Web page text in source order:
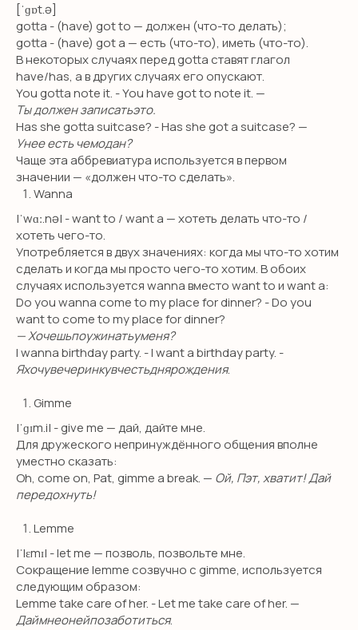
[ˈɡɒt.ə]
gotta - (have) got to — должен (что-то делать);
gotta - (have) got a — есть (что-то), иметь (что-то).
В некоторых случаях перед gotta ставят глагол
have/has, а в других случаях его опускают.
You gotta note it. - You have got to note it. —
Ты должен записатьэто.
Has she gotta suitcase? - Has she got a suitcase? —
Унее есть чемодан?
Чаще эта аббревиатура используется в первом
значении — «должен что-то сделать».
Wanna
|ˈwɑː.nə| - want to / want a — хотеть делать что-то /
хотеть чего-то.
Употребляется в двух значениях: когда мы что-то хотим
сделать и когда мы просто чего-то хотим. В обоих
случаях используется wanna вместо want to и want a:
Do you wanna come to my place for dinner? - Do you
want to come to my place for dinner?
— Хочешьпоужинатьуменя?
I wanna birthday party. - I want a birthday party. -
Яхочувечеринкувчестьднярождения.
Gimme
|ˈɡɪm.i| - give me — дай, дайте мне.
Для дружеского непринуждённого общения вполне
уместно сказать:
Oh, come on, Pat, gimme a break. — Ой, Пэт, хватит! Дай
передохнуть!
Lemme
|ˈlɛmɪ| - let me — позволь, позвольте мне.
Сокращение lemme созвучно с gimme, используется
следующим образом:
Lemme take care of her. - Let me take care of her. —
Даймнеонейпозаботиться.